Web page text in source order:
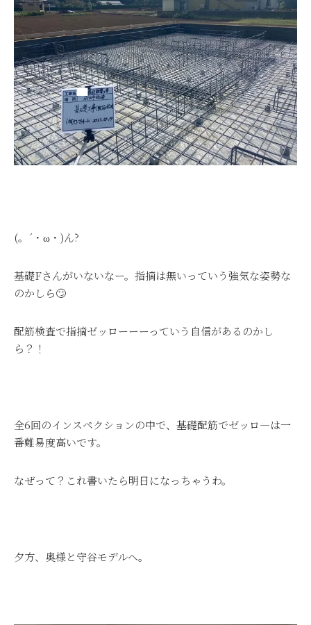
(。´・ω・)ん?
基礎Fさんがいないなー。指摘は無いっていう強気な姿勢な
のかしら🙄
配筋検査で指摘ゼッローーーっていう自信があるのかし
ら？！
全6回のインスペクションの中で、基礎配筋でゼッロ―は一
番難易度高いです。
なぜって？これ書いたら明日になっちゃうわ。
夕方、奥様と守谷モデルへ。